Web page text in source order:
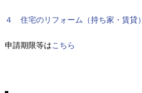
４ 住宅のリフォーム（持ち家・賃貸）
申請期限等はこちら